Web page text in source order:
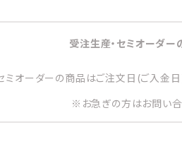
受注生産・セミオーダー
ミオーダーの商品はご注文日(ご入金
※お急ぎの方はお問い合